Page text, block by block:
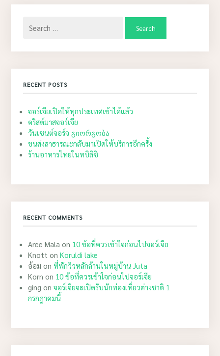
for:
RECENT POSTS
จอร์เจียเปิดให้ทุกประเทศเข้าได้แล้ว
คริสต์มาสจอร์เจีย
วันเซนต์จอร์จ გიორგობა
ขนส่งสาธารณะกลับมาเปิดให้บริการอีกครั้ง
ร้านอาหารไทยในทบิลิซิ
RECENT COMMENTS
Aree Mala on 10 ข้อที่ควรเข้าใจก่อนไปจอร์เจีย
Knott onKoruldi lake
อ้อม onที่พักวิวหลักล้านในหมู่บ้าน Juta
Korn on 10 ข้อที่ควรเข้าใจก่อนไปจอร์เจีย
ging onจอร์เจียจะเปิดรับนักท่องเที่ยวต่างชาติ 1
กรกฎาคมนี้